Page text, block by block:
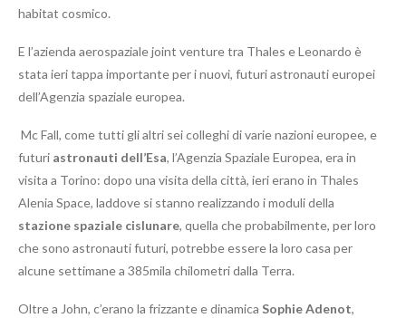
habitat cosmico.
E l’azienda aerospaziale joint venture tra Thales e Leonardo è
stata ieri tappa importante per i nuovi, futuri astronauti europei
dell’Agenzia spaziale europea.
Mc Fall, come tutti gli altri sei colleghi di varie nazioni europee, e
futuri astronauti dell’Esa, l’Agenzia Spaziale Europea, era in
visita a Torino: dopo una visita della città, ieri erano in Thales
Alenia Space, laddove si stanno realizzando i moduli della
stazione spaziale cislunare, quella che probabilmente, per loro
che sono astronauti futuri, potrebbe essere la loro casa per
alcune settimane a 385mila chilometri dalla Terra.
Oltre a John, c’erano la frizzante e dinamica Sophie Adenot,